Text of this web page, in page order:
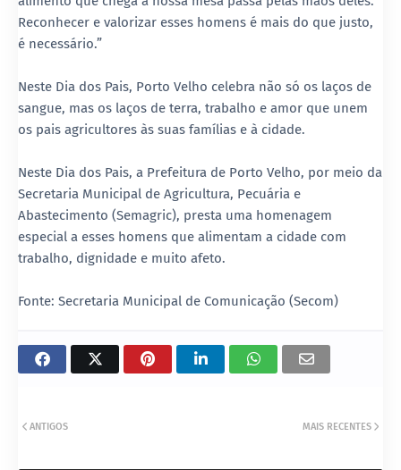
Reconhecer e valorizar esses homens é mais do que justo,
é necessário.”
Neste Dia dos Pais, Porto Velho celebra não só os laços de
sangue, mas os laços de terra, trabalho e amor que unem
os pais agricultores às suas famílias e à cidade.
Neste Dia dos Pais, a Prefeitura de Porto Velho, por meio da
Secretaria Municipal de Agricultura, Pecuária e
Abastecimento (Semagric), presta uma homenagem
especial a esses homens que alimentam a cidade com
trabalho, dignidade e muito afeto.
Fonte: Secretaria Municipal de Comunicação (Secom)
MAIS RECENTES
ANTIGOS